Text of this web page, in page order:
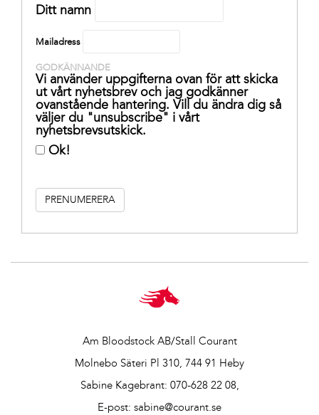
Ditt namn
Mailadress
GODKÄNNANDE
Vi använder uppgifterna ovan för att skicka
ut vårt nyhetsbrev och jag godkänner
ovanstående hantering. Vill du ändra dig så
väljer du "unsubscribe" i vårt
nyhetsbrevsutskick.
Ok!
Am Bloodstock AB/Stall Courant
Molnebo Säteri Pl 310, 744 91 Heby
Sabine Kagebrant: 070-628 22 08,
E-post: sabine@courant.se